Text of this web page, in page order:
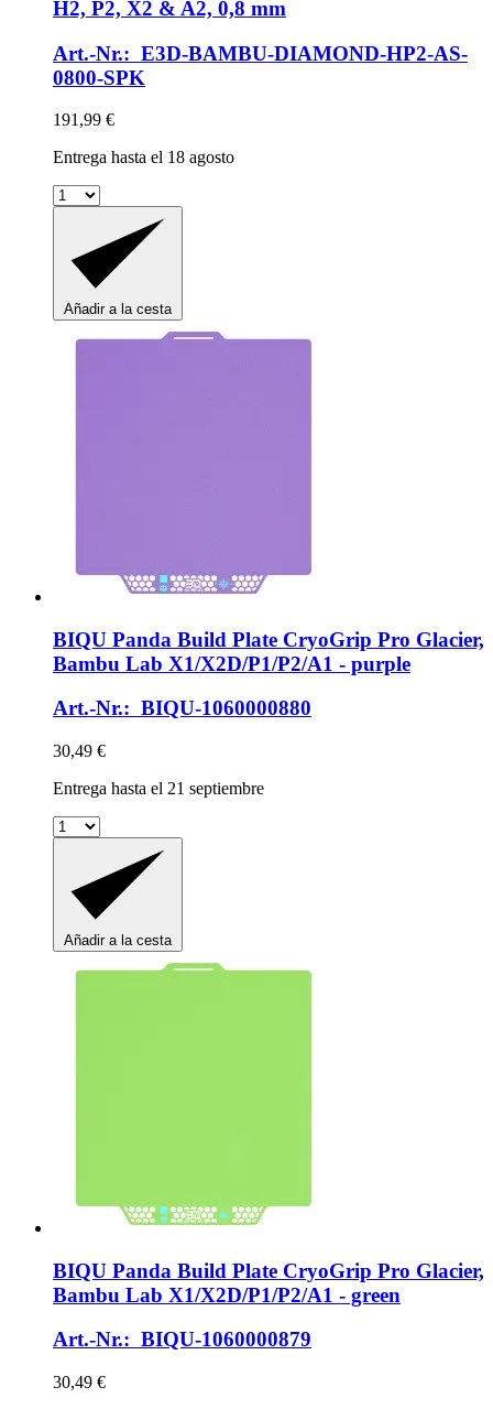
H2, P2, X2 & A2, 0,8 mm
Art.-Nr.: E3D-BAMBU-DIAMOND-HP2-AS-
0800-SPK
191,99 €
Entrega hasta el 18 agosto
Añadir a la cesta
BIQU Panda Build Plate CryoGrip Pro Glacier,
Bambu Lab X1/X2D/P1/P2/A1 -​ purple
Art.-Nr.: BIQU-1060000880
30,49 €
Entrega hasta el 21 septiembre
Añadir a la cesta
BIQU Panda Build Plate CryoGrip Pro Glacier,
Bambu Lab X1/X2D/P1/P2/A1 -​ green
Art.-Nr.: BIQU-1060000879
30,49 €